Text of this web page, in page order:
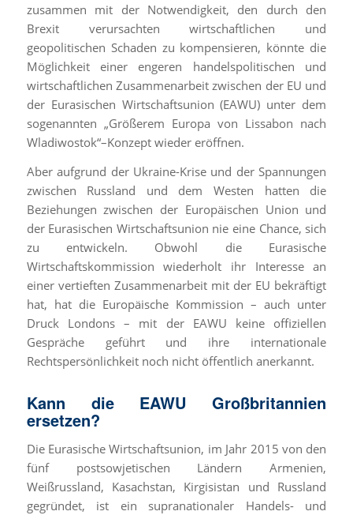
zusammen mit der Notwendigkeit, den durch den
Brexit verursachten wirtschaftlichen und
geopolitischen Schaden zu kompensieren, könnte die
Möglichkeit einer engeren handelspolitischen und
wirtschaftlichen Zusammenarbeit zwischen der EU und
der Eurasischen Wirtschaftsunion (EAWU) unter dem
sogenannten „Größerem Europa von Lissabon nach
Wladiwostok“–Konzept wieder eröffnen.
Aber aufgrund der Ukraine-Krise und der Spannungen
zwischen Russland und dem Westen hatten die
Beziehungen zwischen der Europäischen Union und
der Eurasischen Wirtschaftsunion nie eine Chance, sich
zu entwickeln. Obwohl die Eurasische
Wirtschaftskommission wiederholt ihr Interesse an
einer vertieften Zusammenarbeit mit der EU bekräftigt
hat, hat die Europäische Kommission – auch unter
Druck Londons – mit der EAWU keine offiziellen
Gespräche geführt und ihre internationale
Rechtspersönlichkeit noch nicht öffentlich anerkannt.
Kann die EAWU Großbritannien
ersetzen?
Die Eurasische Wirtschaftsunion, im Jahr 2015 von den
fünf postsowjetischen Ländern Armenien,
Weißrussland, Kasachstan, Kirgisistan und Russland
gegründet, ist ein supranationaler Handels- und